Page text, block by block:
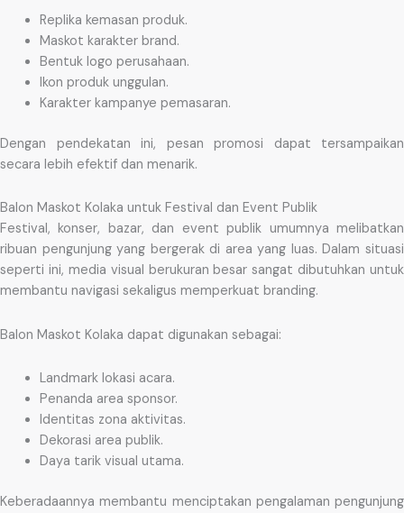
Replika kemasan produk.
Maskot karakter brand.
Bentuk logo perusahaan.
Ikon produk unggulan.
Karakter kampanye pemasaran.
Dengan pendekatan ini, pesan promosi dapat tersampaikan
secara lebih efektif dan menarik.
Balon Maskot Kolaka untuk Festival dan Event Publik
Festival, konser, bazar, dan event publik umumnya melibatkan
ribuan pengunjung yang bergerak di area yang luas. Dalam situasi
seperti ini, media visual berukuran besar sangat dibutuhkan untuk
membantu navigasi sekaligus memperkuat branding.
Balon Maskot Kolaka dapat digunakan sebagai:
Landmark lokasi acara.
Penanda area sponsor.
Identitas zona aktivitas.
Dekorasi area publik.
Daya tarik visual utama.
Keberadaannya membantu menciptakan pengalaman pengunjung